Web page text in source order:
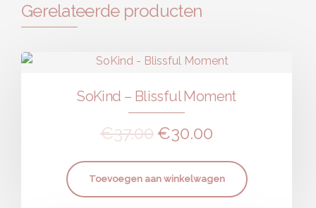
Gerelateerde producten
SoKind – Blissful Moment
€37.00€30.00
Toevoegen aan winkelwagen